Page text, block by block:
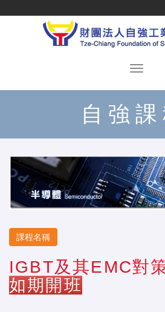
自強課
課程名稱
IGBT及其EMC對
如期開班